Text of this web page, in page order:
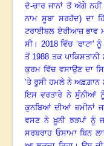
ਦੋ-ਚਾਰ ਜਾਨਾਂ ਤੋਂ ਅੱਗੇ ਨਹੀਂ
ਨਾਮ ਸੂਬਾ ਸਰਹੱਦ) ਦਾ
ਟਰਾਈਬਲ ਏਰੀਆਜ਼ ਭਾਵ
ਸੀ। 2018 ਵਿੱਚ
ਤੋਂ 1988 ਤਕ
ਕੁਰਮ ਵਿੱਚ ਵਸਾਉਣ ਦਾ
’ਤੇ ਰੂਸੀ ਹਮਲੇ ਨੇ ਅਫ਼ਗ਼ਾਨ
ਇਸ ਵਰਤਾਰੇ ਨੇ ਸੁੰਨੀਆਂ ਨੂੰ
ਕੁਨਬਿਆਂ ਦੀਆਂ ਜ਼ਮੀਨਾਂ
ਵਸਣ ਨੇ ਖ਼ੂਨੀ ਝੜਪਾਂ ਨੂੰ
ਸਰਬਰਾਹ ਓਸਾਮਾ ਬਿਨ